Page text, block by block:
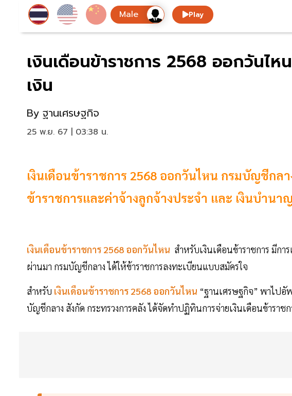
Play
เงินเดือนข้าราชการ 2568 ออกวันไห
เงิน
By ฐานเศรษฐกิจ
25 พ.ย. 67 | 03:38 น.
เงินเดือนข้าราชการ 2568 ออกวันไหน กรมบัญชีกล
ข้าราชการและค่าจ้างลูกจ้างประจำ และ เงินบำน
เงินเดือนข้าราชการ 2568 ออกวันไหน สำหรับเงินเดือนข้าราชการ มีก
ผ่านมา กรมบัญชีกลาง ได้ให้ข้าราชการลงทะเบียนแบบสมัครใจ
สำหรับ เงินเดือนข้าราชการ 2568 ออกวันไหน “ฐานเศรษฐกิจ” พาไปอั
บัญชีกลาง สังกัด กระทรวงการคลัง ได้จัดทำปฏิทินการจ่ายเงินเดือนข้าราช